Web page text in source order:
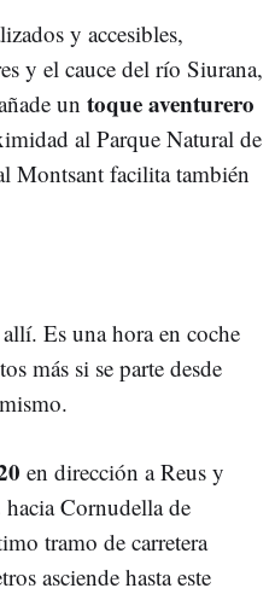
y accesibles,
y el cauce del río Siurana,
un toque aventurero
al Parque Natural de
Montsant facilita también
Es una hora en coche
más si se parte desde
en dirección a Reus y
Cornudella de
tramo de carretera
asciende hasta este